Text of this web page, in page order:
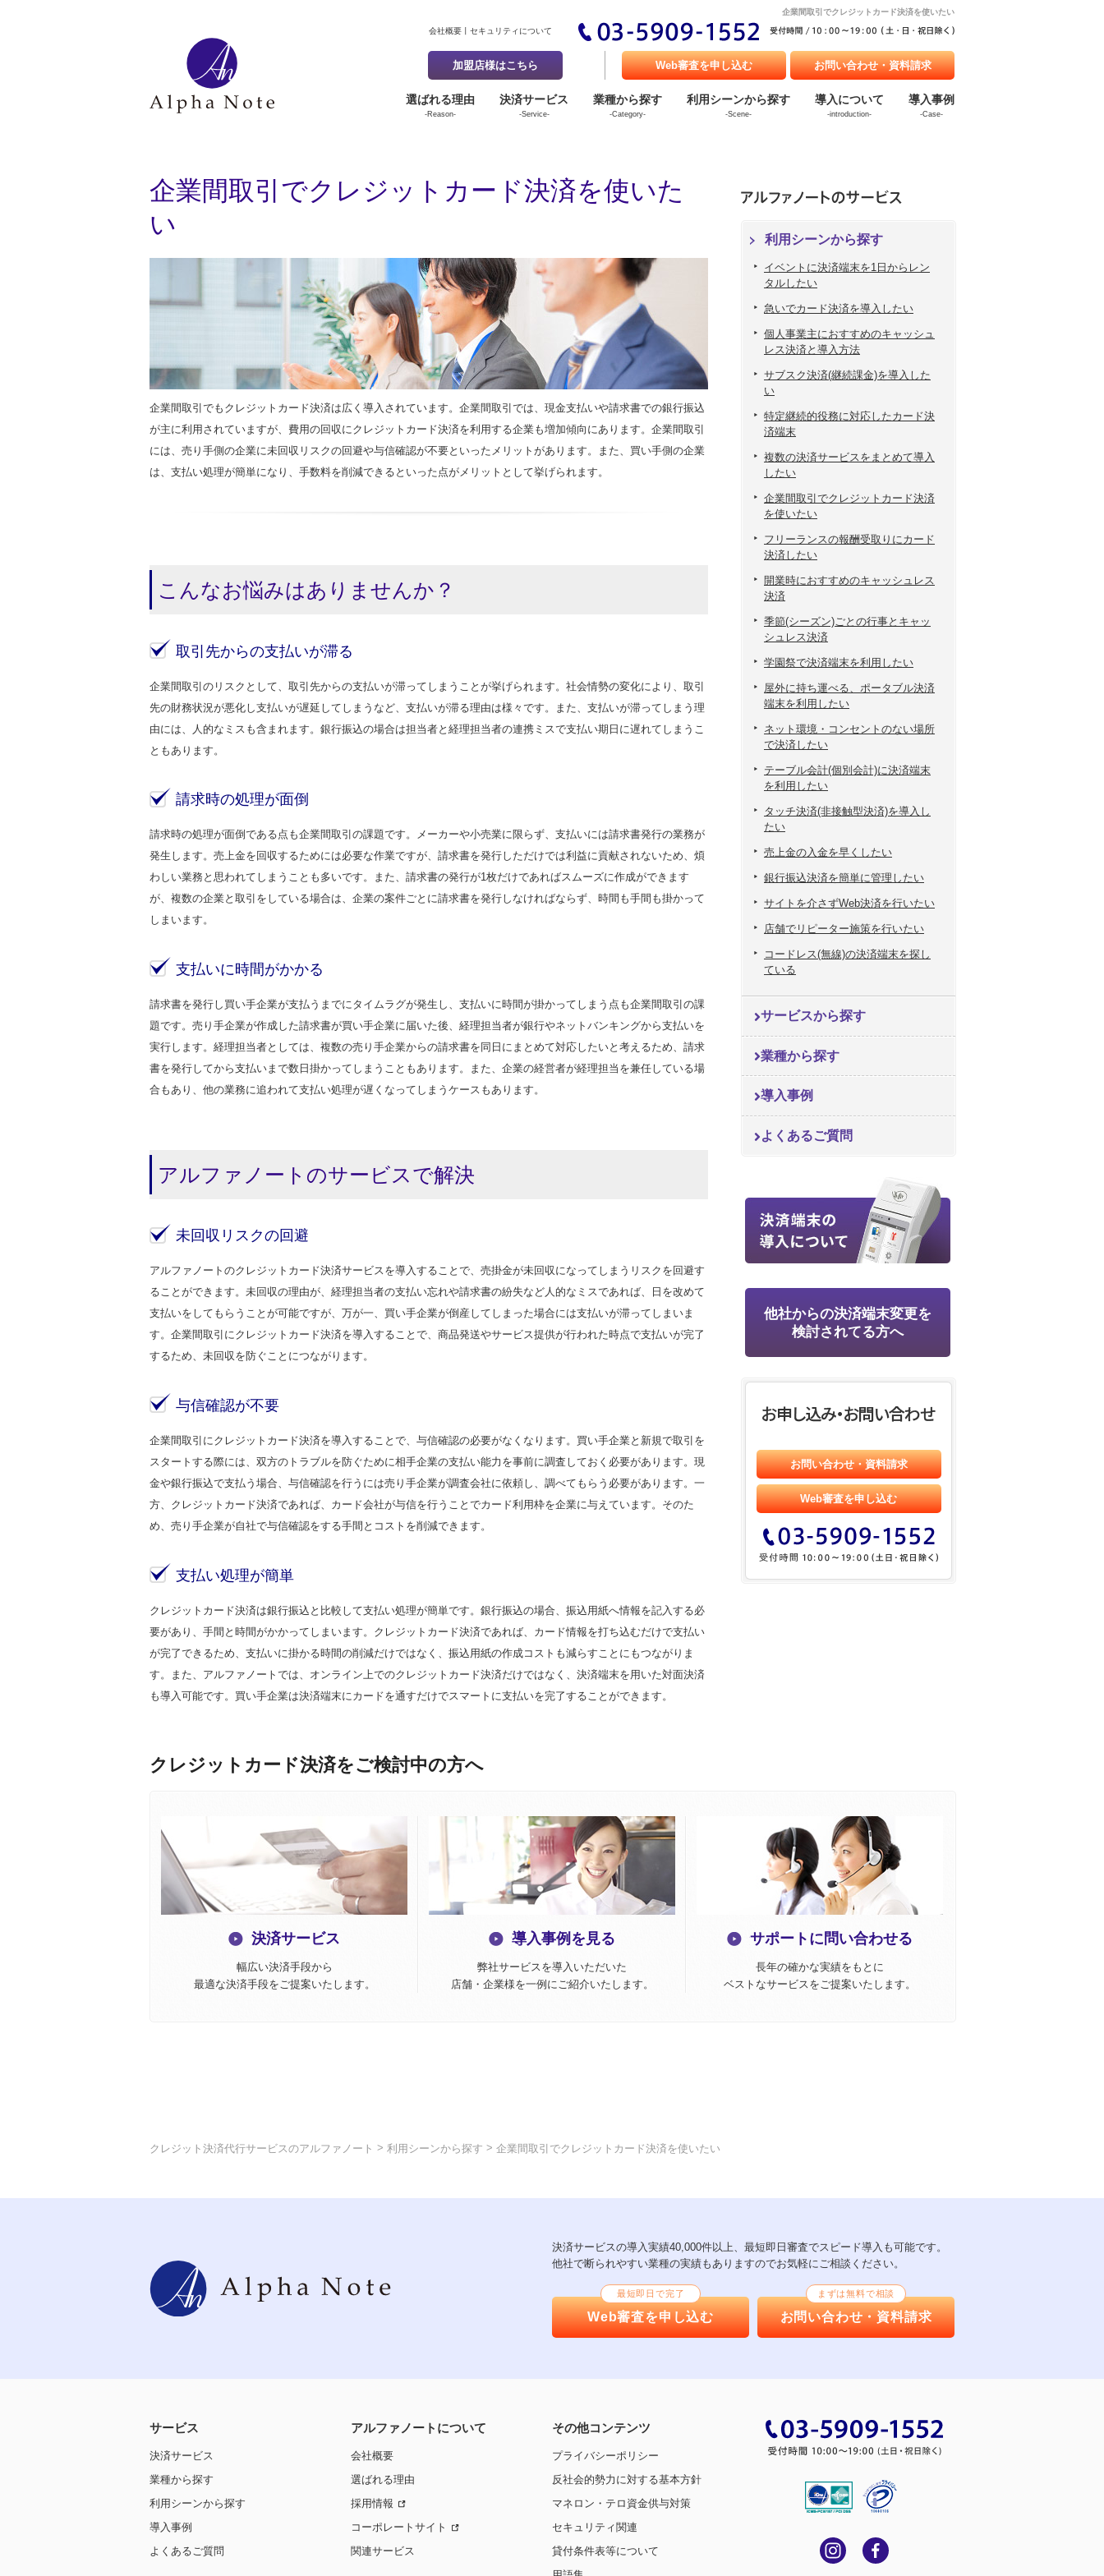
企業間取引でクレジットカード決済を使いたい
選ばれる理由
-Reason-
決済サービス
-Service-
業種から探す
-Category-
利用シーンから探す
-Scene-
導入について
-introduction-
導入事例
-Case-
会社概要 セキュリティについて
加盟店様はこちら Web審査を申し込む お問い合わせ・資料請求
企業間取引でクレジットカード決済を使いた
い
企業間取引でもクレジットカード決済は広く導入されています。企業間取引では、現金支払いや請求書での銀行振込
が主に利用されていますが、費用の回収にクレジットカード決済を利用する企業も増加傾向にあります。企業間取引
には、売り手側の企業に未回収リスクの回避や与信確認が不要といったメリットがあります。また、買い手側の企業
は、支払い処理が簡単になり、手数料を削減できるといった点がメリットとして挙げられます。
こんなお悩みはありませんか？
取引先からの支払いが滞る
企業間取引のリスクとして、取引先からの支払いが滞ってしまうことが挙げられます。社会情勢の変化により、取引
先の財務状況が悪化し支払いが遅延してしまうなど、支払いが滞る理由は様々です。また、支払いが滞ってしまう理
由には、人的なミスも含まれます。銀行振込の場合は担当者と経理担当者の連携ミスで支払い期日に遅れてしまうこ
ともあります。
請求時の処理が面倒
請求時の処理が面倒である点も企業間取引の課題です。メーカーや小売業に限らず、支払いには請求書発行の業務が
発生します。売上金を回収するためには必要な作業ですが、請求書を発行しただけでは利益に貢献されないため、煩
わしい業務と思われてしまうことも多いです。また、請求書の発行が1枚だけであればスムーズに作成ができます
が、複数の企業と取引をしている場合は、企業の案件ごとに請求書を発行しなければならず、時間も手間も掛かって
しまいます。
支払いに時間がかかる
請求書を発行し買い手企業が支払うまでにタイムラグが発生し、支払いに時間が掛かってしまう点も企業間取引の課
題です。売り手企業が作成した請求書が買い手企業に届いた後、経理担当者が銀行やネットバンキングから支払いを
実行します。経理担当者としては、複数の売り手企業からの請求書を同日にまとめて対応したいと考えるため、請求
書を発行してから支払いまで数日掛かってしまうこともあります。また、企業の経営者が経理担当を兼任している場
合もあり、他の業務に追われて支払い処理が遅くなってしまうケースもあります。
アルファノートのサービスで解決
未回収リスクの回避
アルファノートのクレジットカード決済サービスを導入することで、売掛金が未回収になってしまうリスクを回避す
ることができます。未回収の理由が、経理担当者の支払い忘れや請求書の紛失など人的なミスであれば、日を改めて
支払いをしてもらうことが可能ですが、万が一、買い手企業が倒産してしまった場合には支払いが滞ってしまいま
す。企業間取引にクレジットカード決済を導入することで、商品発送やサービス提供が行われた時点で支払いが完了
するため、未回収を防ぐことにつながります。
与信確認が不要
企業間取引にクレジットカード決済を導入することで、与信確認の必要がなくなります。買い手企業と新規で取引を
スタートする際には、双方のトラブルを防ぐために相手企業の支払い能力を事前に調査しておく必要があります。現
金や銀行振込で支払う場合、与信確認を行うには売り手企業が調査会社に依頼し、調べてもらう必要があります。一
方、クレジットカード決済であれば、カード会社が与信を行うことでカード利用枠を企業に与えています。そのた
め、売り手企業が自社で与信確認をする手間とコストを削減できます。
支払い処理が簡単
クレジットカード決済は銀行振込と比較して支払い処理が簡単です。銀行振込の場合、振込用紙へ情報を記入する必
要があり、手間と時間がかかってしまいます。クレジットカード決済であれば、カード情報を打ち込むだけで支払い
が完了できるため、支払いに掛かる時間の削減だけではなく、振込用紙の作成コストも減らすことにもつながりま
す。また、アルファノートでは、オンライン上でのクレジットカード決済だけではなく、決済端末を用いた対面決済
も導入可能です。買い手企業は決済端末にカードを通すだけでスマートに支払いを完了することができます。
利用シーンから探す
イベントに決済端末を1日からレン
タルしたい
急いでカード決済を導入したい
個人事業主におすすめのキャッシュ
レス決済と導入方法
サブスク決済(継続課金)を導入した
い
特定継続的役務に対応したカード決
済端末
複数の決済サービスをまとめて導入
したい
企業間取引でクレジットカード決済
を使いたい
フリーランスの報酬受取りにカード
決済したい
開業時におすすめのキャッシュレス
決済
季節(シーズン)ごとの行事とキャッ
シュレス決済
学園祭で決済端末を利用したい
屋外に持ち運べる、ポータブル決済
端末を利用したい
ネット環境・コンセントのない場所
で決済したい
テーブル会計(個別会計)に決済端末
を利用したい
タッチ決済(非接触型決済)を導入し
たい
売上金の入金を早くしたい
銀行振込決済を簡単に管理したい
サイトを介さずWeb決済を行いたい
店舗でリピーター施策を行いたい
コードレス(無線)の決済端末を探し
ている
サービスから探す
業種から探す
導入事例
よくあるご質問
他社からの決済端末変更を
検討されてる方へ
お問い合わせ・資料請求
Web審査を申し込む
クレジットカード決済をご検討中の方へ
決済サービス
幅広い決済手段から
最適な決済手段をご提案いたします。
導入事例を見る
弊社サービスを導入いただいた
店舗・企業様を一例にご紹介いたします。
サポートに問い合わせる
長年の確かな実績をもとに
ベストなサービスをご提案いたします。
クレジット決済代行サービスのアルファノート > 利用シーンから探す > 企業間取引でクレジットカード決済を使いたい
決済サービスの導入実績40,000件以上、最短即日審査でスピード導入も可能です。
他社で断られやすい業種の実績もありますのでお気軽にご相談ください。
最短即日で完了
Web審査を申し込む
まずは無料で相談
お問い合わせ・資料請求
サービス
決済サービス
業種から探す
利用シーンから探す
導入事例
よくあるご質問
アルファノートについて
会社概要
選ばれる理由
採用情報
コーポレートサイト
関連サービス
その他コンテンツ
プライバシーポリシー
反社会的勢力に対する基本方針
マネロン・テロ資金供与対策
セキュリティ関連
貸付条件表等について